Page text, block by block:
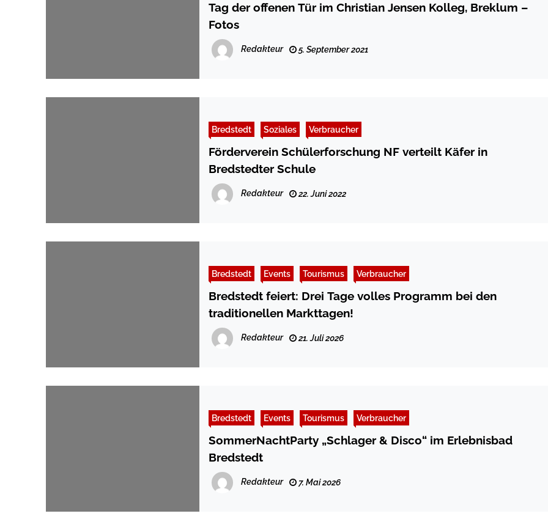
Tag der offenen Tür im Christian Jensen Kolleg, Breklum –
Fotos
Redakteur 5. September 2021
Bredstedt Soziales Verbraucher
Förderverein Schülerforschung NF verteilt Käfer in
Bredstedter Schule
Redakteur 22. Juni 2022
Bredstedt Events Tourismus Verbraucher
Bredstedt feiert: Drei Tage volles Programm bei den
traditionellen Markttagen!
Redakteur 21. Juli 2026
Bredstedt Events Tourismus Verbraucher
SommerNachtParty „Schlager & Disco“ im Erlebnisbad
Bredstedt
Redakteur 7. Mai 2026